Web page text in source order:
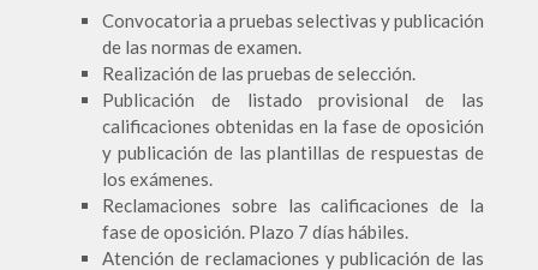
Convocatoria a pruebas selectivas y publicación
de las normas de examen.
Realización de las pruebas de selección.
Publicación de listado provisional de las
calificaciones obtenidas en la fase de oposición
y publicación de las plantillas de respuestas de
los exámenes.
Reclamaciones sobre las calificaciones de la
fase de oposición. Plazo 7 días hábiles.
Atención de reclamaciones y publicación de las